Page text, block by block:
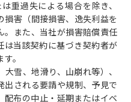
重過失による場合を除き、
害（間接損害、逸失利益を
。また、当社が損害賠償責任
は当該契約に基づき契約者が
。
雪、地滑り、山崩れ等）、
される要請や規制、予見で
配布の中止・延期またはイベ